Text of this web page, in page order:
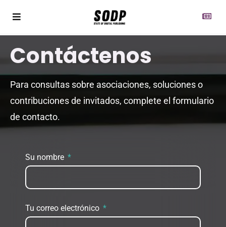
Contáctenos
Para consultas sobre asociaciones, soluciones o
contribuciones de invitados, complete el formulario
de contacto.
Su nombre
Tu correo electrónico